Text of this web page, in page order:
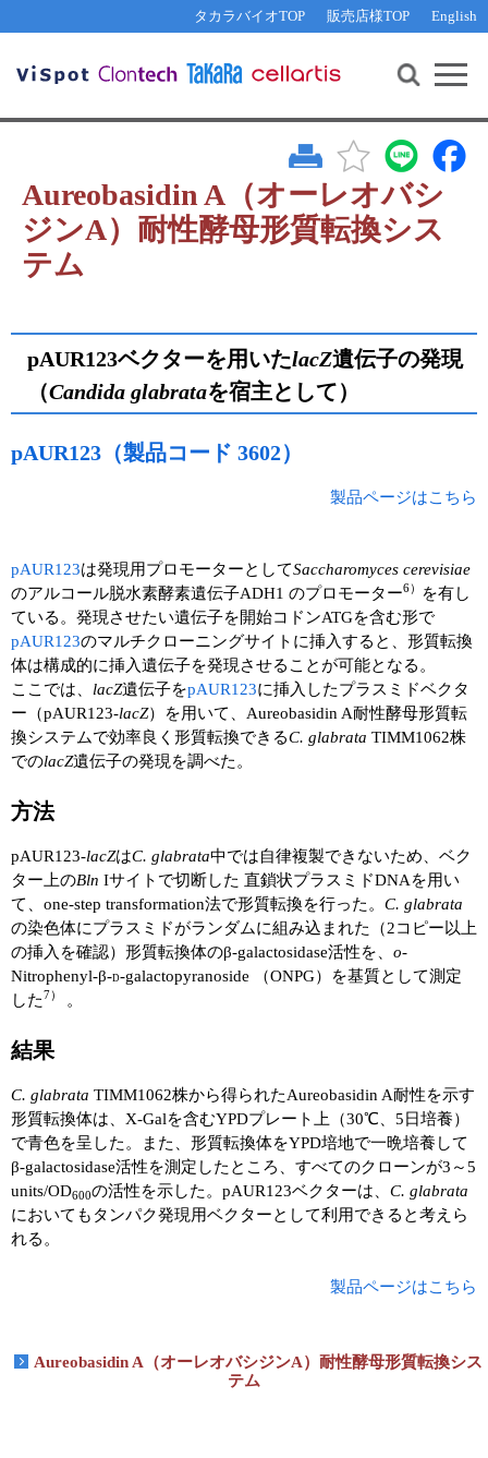
タカラバイオTOP 販売店様TOP English
機能解析・サイレンシング
核酸抽出・精製・標識
PCR・等温増幅
リアルタイムPCR（qPCR）
サンプル請求
テクニカルサポートライン
その他 ライセンスに関するご相談
遺伝子組換え生物該当製品
研究支援ツール
Cut-Site Navigator 制限酵素切断サイトの検索
抗体検索サイト
リアルタイムPCR
プライマー検索・注文
リアルタイムPCR（プローブ法）
プライマー・プローブ検索・注文
機器ソフトウェア・ベクター配列ダウンロード
ラーニングセンター
遺伝子検査ガイド（食品・水質・家畜他）
NGSポータルサイト
幹細胞・再生医療研究ガイド
クローニング実験ガイド
エピジェネティクス実験ガイド
RNAi実験ガイド
アプリケーションノート
プロトコール集
動画ライブラリー
Q&A
お問い合わせ WEB会員登録
Aureobasidin A（オーレオバシ
ジンA）耐性酵母形質転換シス
テム
pAUR123ベクターを用いたlacZ遺伝子の発現
（Candida glabrataを宿主として）
pAUR123（製品コード 3602）
製品ページはこちら
pAUR123は発現用プロモーターとしてSaccharomyces cerevisiae
のアルコール脱水素酵素遺伝子ADH1 のプロモーター6）
を有し
ている。発現させたい遺伝子を開始コドンATGを含む形で
pAUR123のマルチクローニングサイトに挿入すると、形質転換
体は構成的に挿入遺伝子を発現させることが可能となる。
ここでは、 lacZ遺伝子をpAUR123に挿入したプラスミドベクタ
ー（pAUR123-lacZ）を用いて、Aureobasidin A耐性酵母形質転
換システムで効率良く形質転換できるC. glabrata TIMM1062株
でのlacZ遺伝子の発現を調べた。
方法
pAUR123-lacZはC. glabrata中では自律複製できないため、ベク
ター上のBln Iサイトで切断した 直鎖状プラスミドDNAを用い
て、one-step transformation法で形質転換を行った。 C. glabrata
の染色体にプラスミドがランダムに組み込まれた（2コピー以上
の挿入を確認）形質転換体のβ-galactosidase活性を、 o-
Nitrophenyl-β-D-galactopyranoside （ONPG）を基質として測定
した7） 。
結果
C. glabrata TIMM1062株から得られたAureobasidin A耐性を示す
形質転換体は、X-Galを含むYPDプレート上（30℃、5日培養）
で青色を呈した。また、形質転換体をYPD培地で一晩培養して
β-galactosidase活性を測定したところ、すべてのクローンが3～5
units/OD600の活性を示した。pAUR123ベクターは、 C. glabrata
においてもタンパク発現用ベクターとして利用できると考えら
れる。
製品ページはこちら
Aureobasidin A（オーレオバシジンA）耐性酵母形質転換シス
テム